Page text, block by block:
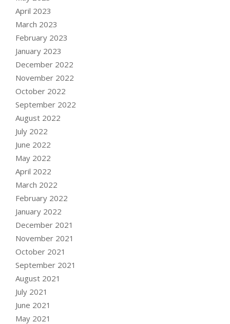
April 2023
March 2023
February 2023
January 2023
December 2022
November 2022
October 2022
September 2022
August 2022
July 2022
June 2022
May 2022
April 2022
March 2022
February 2022
January 2022
December 2021
November 2021
October 2021
September 2021
August 2021
July 2021
June 2021
May 2021